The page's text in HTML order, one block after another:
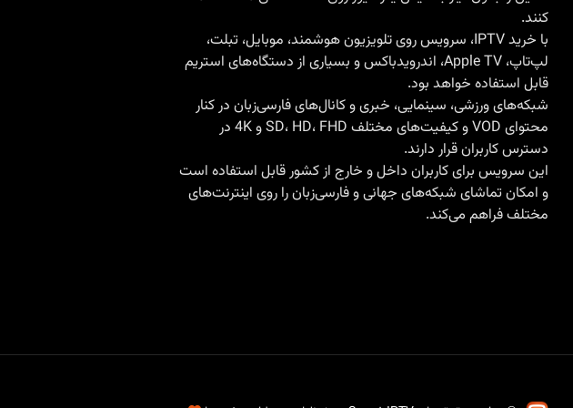
کنند.
با خرید IPTV
، سرویس روی تلویزیون هوشمند، موبایل، تبلت،
لپ‌تاپ، Apple TV، اندرویدباکس و بسیاری از دستگاه‌های استریم
قابل استفاده خواهد بود.
شبکه‌های ورزشی، سینمایی، خبری و کانال‌های فارسی‌زبان در کنار
محتوای VOD و کیفیت‌های مختلف SD، HD، FHD و 4K در
دسترس کاربران قرار دارند.
این سرویس برای کاربران داخل و خارج از کشور قابل استفاده است
و امکان تماشای شبکه‌های جهانی و فارسی‌زبان را روی اینترنت‌های
مختلف فراهم می‌کند.